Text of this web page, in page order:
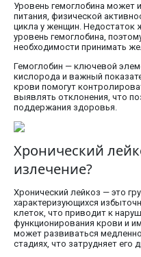
Уровень гемоглобина может
питания, физической
цикла у женщин. Недостаток
уровень гемоглобина,
необходимости принимать
Гемоглобин — ключевой
кислорода и важный
крови помогут
выявлять отклонения, что
поддержания здоровья.
Хронический
излечение?
Хронический лейкоз — это
характеризующихся
клеток, что приводит к
функционирования крови и
может развиваться
стадиях, что затрудняет его